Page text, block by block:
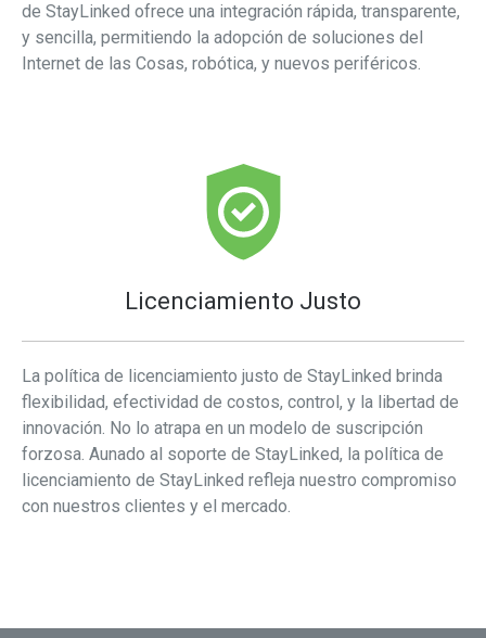
de StayLinked ofrece una integración rápida, transparente,
y sencilla, permitiendo la adopción de soluciones del
Internet de las Cosas, robótica, y nuevos periféricos.
Licenciamiento Justo
La política de licenciamiento justo de StayLinked brinda
flexibilidad, efectividad de costos, control, y la libertad de
innovación. No lo atrapa en un modelo de suscripción
forzosa. Aunado al soporte de StayLinked, la política de
licenciamiento de StayLinked refleja nuestro compromiso
con nuestros clientes y el mercado.